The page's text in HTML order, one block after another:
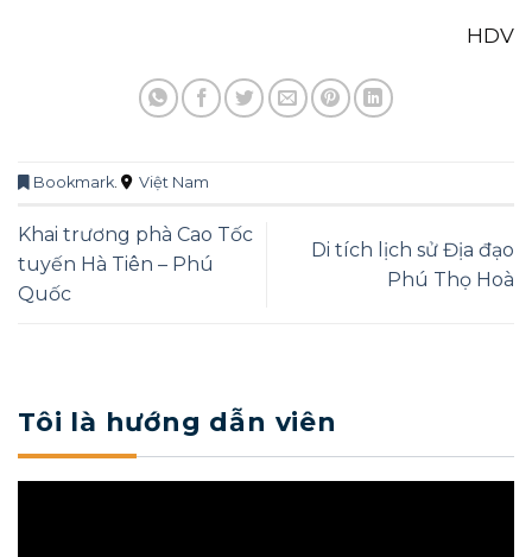
HDV
Bookmark Việt Nam
Khai trương phà Cao Tốc
tuyến Hà Tiên – Phú
Quốc
Di tích lịch sử Địa đạo
Phú Thọ Hoà
Tôi là hướng dẫn viên